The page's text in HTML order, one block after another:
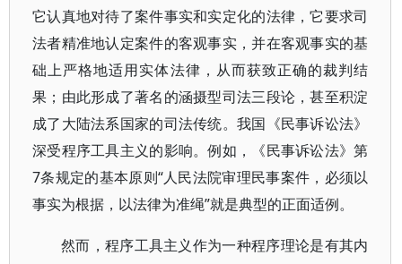
它认真地对待了案件事实和实定化的法律，它要求司
法者精准地认定案件的客观事实，并在客观事实的基
础上严格地适用实体法律，从而获致正确的裁判结
果；由此形成了著名的涵摄型司法三段论，甚至积淀
成了大陆法系国家的司法传统。我国《民事诉讼法》
深受程序工具主义的影响。例如，《民事诉讼法》第
7条规定的基本原则“人民法院审理民事案件，必须以
事实为根据，以法律为准绳”就是典型的正面适例。
然而，程序工具主义作为一种程序理论是有其内